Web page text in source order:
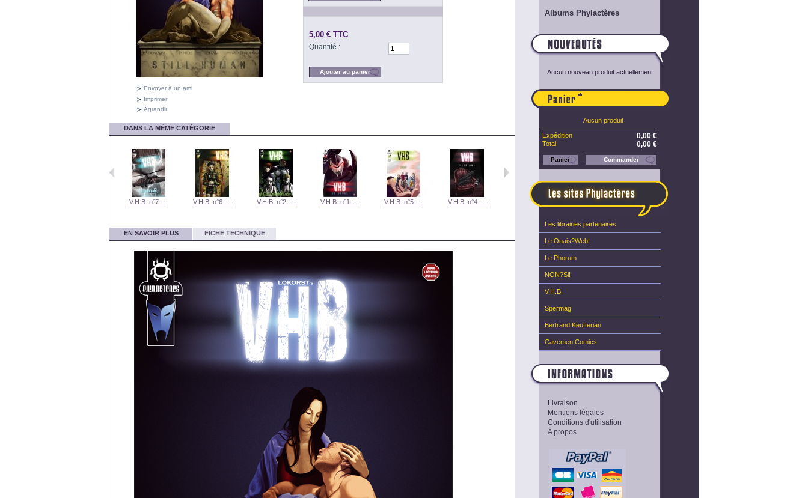
Envoyer à un ami
Imprimer
Agrandir
5,00 €TTC
Quantité :
DANS LA MÊME CATÉGORIE
V.H.B. n°7 -... V.H.B. n°6 -... V.H.B. n°2 -... V.H.B. n°1 -... V.H.B. n°5 -... V.H.B. n°4 -...
EN SAVOIR PLUS FICHE TECHNIQUE
Albums Phylactères
Aucun nouveau produit actuellement
Aucun produit
Expédition 0,00 €
Total 0,00 €
Panier Commander
Les librairies partenaires
Le Ouais?Web!
Le Phorum
NON?Si!
V.H.B.
Spermag
Bertrand Keufterian
Cavemen Comics
Livraison
Mentions légales
Conditions d'utilisation
A propos